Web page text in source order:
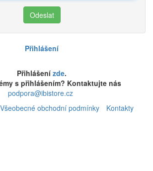
Přihlášení
Přihlášení zde.
s přihlášením? Kontaktujte nás
podpora@ibistore.cz
Všeobecné obchodní podmínky Kontakty